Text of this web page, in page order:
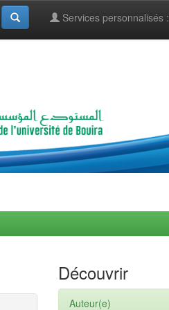
Services personnalisés :
Découvrir
Auteur(e)